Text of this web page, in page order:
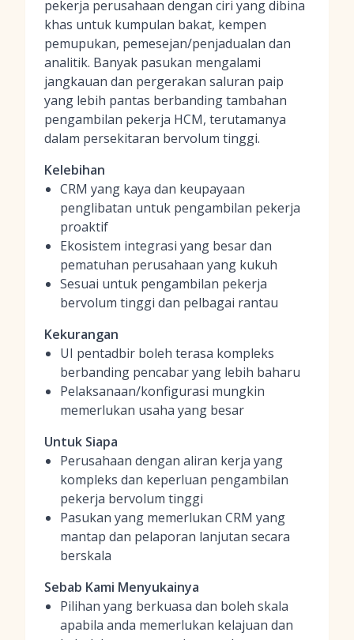
pekerja perusahaan dengan ciri yang dibina
khas untuk kumpulan bakat, kempen
pemupukan, pemesejan/penjadualan dan
analitik. Banyak pasukan mengalami
jangkauan dan pergerakan saluran paip
yang lebih pantas berbanding tambahan
pengambilan pekerja HCM, terutamanya
dalam persekitaran bervolum tinggi.
Kelebihan
CRM yang kaya dan keupayaan
penglibatan untuk pengambilan pekerja
proaktif
Ekosistem integrasi yang besar dan
pematuhan perusahaan yang kukuh
Sesuai untuk pengambilan pekerja
bervolum tinggi dan pelbagai rantau
Kekurangan
UI pentadbir boleh terasa kompleks
berbanding pencabar yang lebih baharu
Pelaksanaan/konfigurasi mungkin
memerlukan usaha yang besar
Untuk Siapa
Perusahaan dengan aliran kerja yang
kompleks dan keperluan pengambilan
pekerja bervolum tinggi
Pasukan yang memerlukan CRM yang
mantap dan pelaporan lanjutan secara
berskala
Sebab Kami Menyukainya
Pilihan yang berkuasa dan boleh skala
apabila anda memerlukan kelajuan dan